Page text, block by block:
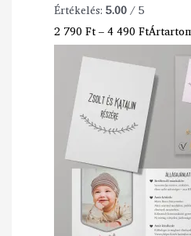
Értékelés:5.00/ 5
2 790Ft–4 490Ft